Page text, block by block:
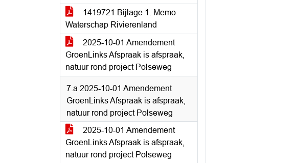
1419721 Bijlage 1. Memo
Waterschap Rivierenland
2025-10-01 Amendement
GroenLinks Afspraak is afspraak,
natuur rond project Polseweg
7.a 2025-10-01 Amendement
GroenLinks Afspraak is afspraak,
natuur rond project Polseweg
2025-10-01 Amendement
GroenLinks Afspraak is afspraak,
natuur rond project Polseweg